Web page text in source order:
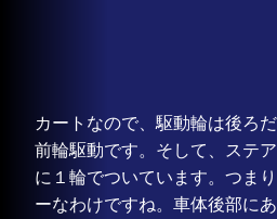
カートなので、駆動輪は後ろ
前輪駆動です。そして、ステ
に１輪でついています。つま
ーなわけですね。車体後部に